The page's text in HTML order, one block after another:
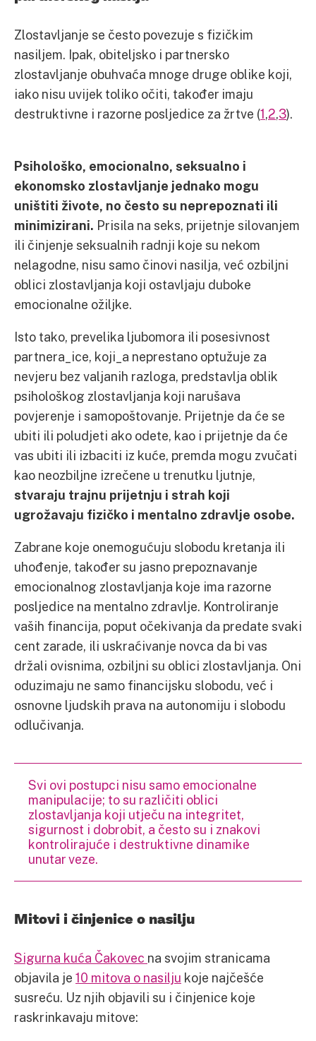
Zlostavljanje se često povezuje s fizičkim
nasiljem. Ipak, obiteljsko i partnersko
zlostavljanje obuhvaća mnoge druge oblike koji,
iako nisu uvijek toliko očiti, također imaju
destruktivne i razorne posljedice za žrtve (1,2,3).
Psihološko, emocionalno, seksualno i
ekonomsko zlostavljanje jednako mogu
uništiti živote, no često su neprepoznati ili
minimizirani. Prisila na seks, prijetnje silovanjem
ili činjenje seksualnih radnji koje su nekom
nelagodne, nisu samo činovi nasilja, već ozbiljni
oblici zlostavljanja koji ostavljaju duboke
emocionalne ožiljke.
Isto tako, prevelika ljubomora ili posesivnost
partnera_ice, koji_a neprestano optužuje za
nevjeru bez valjanih razloga, predstavlja oblik
psihološkog zlostavljanja koji narušava
povjerenje i samopoštovanje. Prijetnje da će se
ubiti ili poludjeti ako odete, kao i prijetnje da će
vas ubiti ili izbaciti iz kuće, premda mogu zvučati
kao neozbiljne izrečene u trenutku ljutnje,
stvaraju trajnu prijetnju i strah koji
ugrožavaju fizičko i mentalno zdravlje osobe.
Zabrane koje onemogućuju slobodu kretanja ili
uhođenje, također su jasno prepoznavanje
emocionalnog zlostavljanja koje ima razorne
posljedice na mentalno zdravlje. Kontroliranje
vaših financija, poput očekivanja da predate svaki
cent zarade, ili uskraćivanje novca da bi vas
držali ovisnima, ozbiljni su oblici zlostavljanja. Oni
oduzimaju ne samo financijsku slobodu, već i
osnovne ljudskih prava na autonomiju i slobodu
odlučivanja.
Svi ovi postupci nisu samo emocionalne
manipulacije; to su različiti oblici
zlostavljanja koji utječu na integritet,
sigurnost i dobrobit, a često su i znakovi
kontrolirajuće i destruktivne dinamike
unutar veze.
Mitovi i činjenice o nasilju
Sigurna kuća Čakovec na svojim stranicama
objavila je 10 mitova o nasilju koje najčešće
susreću. Uz njih objavili su i činjenice koje
raskrinkavaju mitove: